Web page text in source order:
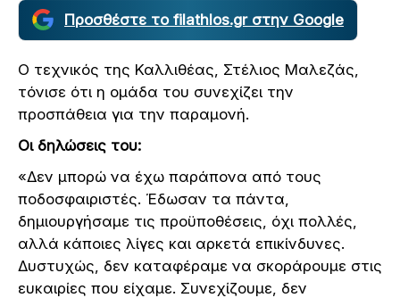
Προσθέστε το filathlos.gr στην Google
Ο τεχνικός της Καλλιθέας, Στέλιος Μαλεζάς,
τόνισε ότι η ομάδα του συνεχίζει την
προσπάθεια για την παραμονή.
Οι δηλώσεις του:
«Δεν μπορώ να έχω παράπονα από τους
ποδοσφαιριστές. Έδωσαν τα πάντα,
δημιουργήσαμε τις προϋποθέσεις, όχι πολλές,
αλλά κάποιες λίγες και αρκετά επικίνδυνες.
Δυστυχώς, δεν καταφέραμε να σκοράρουμε στις
ευκαιρίες που είχαμε. Συνεχίζουμε, δεν